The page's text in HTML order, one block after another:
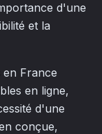
d'une
et la
en France
en ligne,
d'une
conçue,